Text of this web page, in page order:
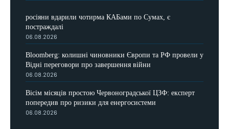
росіяни вдарили чотирма КАБами по Сумах, є
постраждалі
06.08.2026
Bloomberg: колишні чиновники Європи та РФ провели у
Відні переговори про завершення війни
06.08.2026
Вісім місяців простою Червоноградської ЦЗФ: експерт
попередив про ризики для енергосистеми
06.08.2026